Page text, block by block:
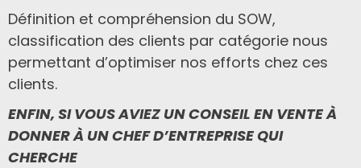
Définition et compréhension du SOW,
classification des clients par catégorie nous
permettant d’optimiser nos efforts chez ces
clients.
ENFIN, SI VOUS AVIEZ UN CONSEIL EN VENTE À
DONNER À UN CHEF D’ENTREPRISE QUI
CHERCHE